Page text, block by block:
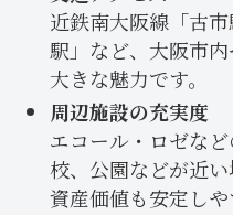
近鉄南大阪線「古
駅」など、大阪市
大きな魅力です。
周辺施設の充実度
エコール・ロゼな
校、公園などが近い
資産価値も安定しや